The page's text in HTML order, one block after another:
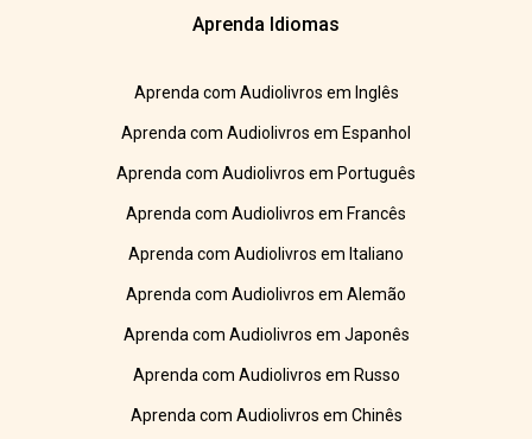
Aprenda Idiomas
Aprenda com Audiolivros em Inglês
Aprenda com Audiolivros em Espanhol
Aprenda com Audiolivros em Português
Aprenda com Audiolivros em Francês
Aprenda com Audiolivros em Italiano
Aprenda com Audiolivros em Alemão
Aprenda com Audiolivros em Japonês
Aprenda com Audiolivros em Russo
Aprenda com Audiolivros em Chinês